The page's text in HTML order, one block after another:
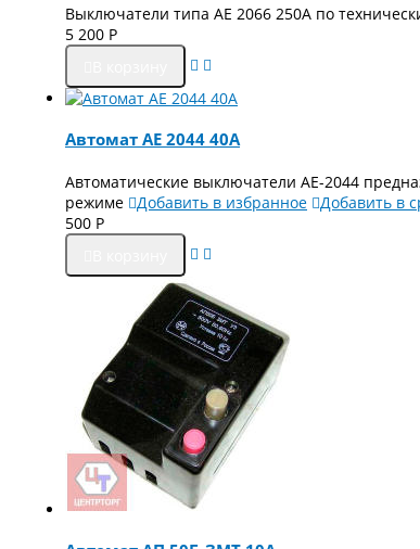
Выключатели типа АЕ 2066 250А по
5 200 Р
Автомат АЕ 2044 40А
Автоматические выключатели AE-2044
режиме
Добавить в избранное
Добавить в
500 Р